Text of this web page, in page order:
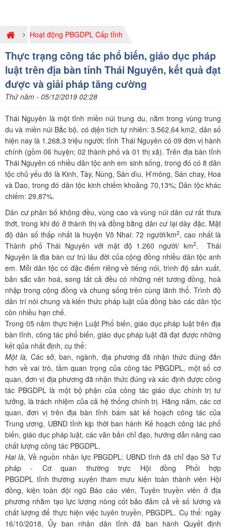
Hoạt động PBGDPL Cấp tỉnh
Thực trạng công tác phổ biến, giáo dục pháp
luật trên địa bàn tỉnh Thái Nguyên, kết quả đạt
được và giải pháp tăng cường
Thứ năm - 05/12/2019 02:28
Thái Nguyên là một tỉnh miền núi trung du, nằm trong vùng trung
du và miền núi Bắc bộ, có dịện tích tự nhiên: 3.562,64 km2, dân số
hiện nay là 1.268,3 triệu người; tỉnh Thái Nguyên có 09 đơn vị hành
chính (gồm 06 huyện; 02 thành phố và 01 thị xã). Trên địa bàn tỉnh
Thái Nguyên có nhiều dân tộc anh em sinh sống, trong đó có 8 dân
tộc chủ yếu đó là Kinh, Tày, Nùng, Sán dìu, H’mông, Sán chay, Hoa
và Dao, trong đó dân tộc kinh chiếm khoảng 70,13%; Dân tộc khác
chiếm: 29,87%.
Dân cư phân bố không đều, vùng cao và vùng núi dân cư rất thưa
thớt, trong khi đó ở thành thị và đồng bằng dân cư lại dày đặc. Mật
độ dân số thấp nhất là huyện Võ Nhai: 72 người/km2, cao nhất là
Thành phố Thái Nguyên với mật độ 1.260 người/ km2. Thái
Nguyên là địa bàn cư trú lâu đời của cộng đồng nhiều dân tộc anh
em. Mỗi dân tộc có đặc điểm riêng về tiếng nói, trình độ sản xuất,
bản sắc văn hoá, song tất cả đều có những nét tương đồng, hoà
nhập trong cộng đồng và chung sống trên cùng lãnh thổ. Trình độ
dân trí nói chung và kiến thức pháp luật của đồng bào các dân tộc
còn nhiều hạn chế.
Trong 05 năm thực hiện Luật Phổ biến, giáo dục pháp luật trên địa
bàn tỉnh, công tác phổ biến, giáo dục pháp luật đã đạt được những
kết qủa nhất định, cụ thể:
Một là, Các sở, ban, ngành, địa phương đã nhận thức đúng đắn
hơn về vai trò, tầm quan trọng của công tác PBGDPL, một số cơ
quan, đơn vị địa phương đã nhận thức đúng và xác định được công
tác PBGDPL là một bộ phận của công tác giáo dục chính trị tư
tưởng, là trách nhiệm của cả hệ thống chính trị. Hằng năm, các cơ
quan, đơn vị trên địa bàn tỉnh bám sát kế hoạch công tác của
Trung ương, UBND tỉnh kịp thời ban hành Kế hoạch công tác phổ
biến, giáo dục pháp luật, các văn bản chỉ đạo, hướng dẫn nâng cao
chất lượng công tác PBGDPL.
Hai là, Về nguồn nhân lực PBGDPL: UBND tỉnh đã chỉ đạo Sở Tư
pháp - Cơ quan thường trực Hội đồng Phối hợp
PBGDPL tỉnh thường xuyên tham mưu kiện toàn thành viên Hội
đồng, kiện toàn đội ngũ Báo cáo viên, Tuyên truyền viên ở địa
phương nhằm tạo lực lượng nòng cốt bảo đảm cả về số lương và
chất lượng để thực hiện việc tuyên truyền, PBGDPL. Cụ thể: ngày
16/10/2018, Ủy ban nhân dân tỉnh đã ban hành Quyết định